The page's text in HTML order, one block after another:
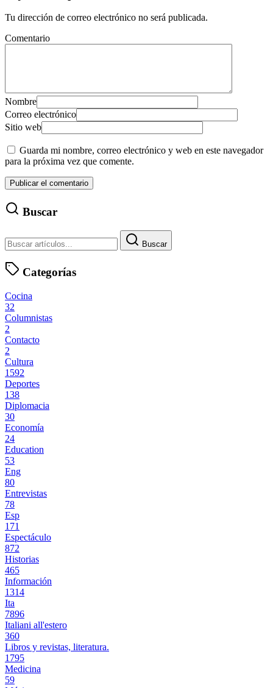
Tu dirección de correo electrónico no será publicada.
Comentario
Nombre
Correo electrónico
Sitio web
Guarda mi nombre, correo electrónico y web en este navegador
para la próxima vez que comente.
Buscar
Buscar
Categorías
Cocina
32
Columnistas
2
Contacto
2
Cultura
1592
Deportes
138
Diplomacia
30
Economía
24
Education
53
Eng
80
Entrevistas
78
Esp
171
Espectáculo
872
Historias
465
Información
1314
Ita
7896
Italiani all'estero
360
Libros y revistas, literatura.
1795
Medicina
59